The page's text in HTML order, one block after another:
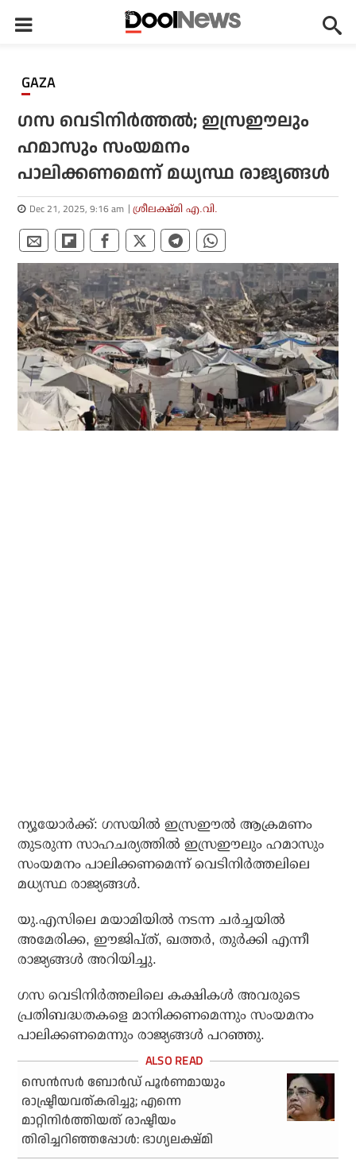
GAZA
ഗസ വെടിനിർത്തൽ; ഇസ്രഈലും
ഹമാസും സംയമനം
പാലിക്കണമെന്ന് മധ്യസ്ഥ രാജ്യങ്ങൾ
Dec 21, 2025, 9:16 am ശ്രീലക്ഷ്മി എ.വി.
ന്യൂയോർക്ക്: ഗസയിൽ ഇസ്രഈൽ ആക്രമണം
തുടരുന്ന സാഹചര്യത്തിൽ ഇസ്രഈലും ഹമാസും
സംയമനം പാലിക്കണമെന്ന് വെടിനിർത്തലിലെ
മധ്യസ്ഥ രാജ്യങ്ങൾ.
യു.എസിലെ മയാമിയിൽ നടന്ന ചർച്ചയിൽ
അമേരിക്ക, ഈജിപ്ത്, ഖത്തർ, തുർക്കി എന്നീ
രാജ്യങ്ങൾ അറിയിച്ചു.
ഗസ വെടിനിർത്തലിലെ കക്ഷികൾ അവരുടെ
പ്രതിബദ്ധതകളെ മാനിക്കണമെന്നും സംയമനം
പാലിക്കണമെന്നും രാജ്യങ്ങൾ പറഞ്ഞു.
സെന്‍സര്‍ ബോര്‍ഡ് പൂര്‍ണമായും
രാഷ്ട്രീയവത്കരിച്ചു; എന്നെ
മാറ്റിനിര്‍ത്തിയത് രാഷ്ടീയം
തിരിച്ചറിഞ്ഞപ്പോള്‍: ഭാഗ്യലക്ഷ്മി